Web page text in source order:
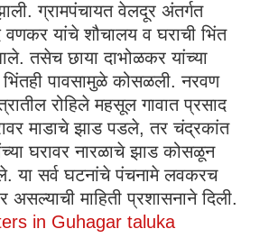
ग्रामपंचायत वेलदूर अंतर्गत
वणकर यांचे शौचालय व घराची भिंत
तसेच छाया दाभोळकर यांच्या
भिंतही पावसामुळे कोसळली. नरवण
रोहिले महसूल गावात प्रसाद
माडाचे झाड पडले, तर चंद्रकांत
घरावर नारळाचे झाड कोसळून
या सर्व घटनांचे पंचनामे लवकरच
असल्याची माहिती प्रशासनाने दिली.
in Guhagar taluka